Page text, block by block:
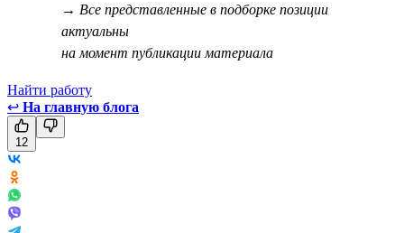
→ Все представленные в подборке позиции
актуальны
на момент публикации материала
Найти работу
↩ На главную блога
12